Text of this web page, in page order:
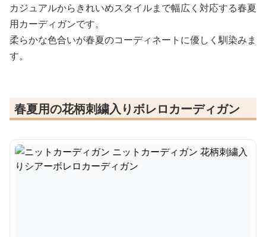
カジュアルからきれいめスタイルまで幅広く対応する春夏
用カーディガンです。
柔らかな色合いが春夏のコーディネートに優しく馴染みま
す。
春夏用の花柄刺繍入りボレロカーディガン